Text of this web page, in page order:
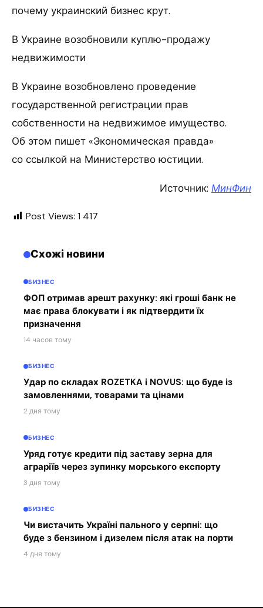
почему украинский бизнес крут.
В Украине возобновили куплю-продажу
недвижимости
В Украине возобновлено проведение
государственной регистрации прав
собственности на недвижимое имущество.
Об этом пишет «Экономическая правда»
со ссылкой на Министерство юстиции.
Источник: МинФин
Post Views: 1 417
Схожі новини
БИЗНЕС
ФОП отримав арешт рахунку: які гроші банк не
має права блокувати і як підтвердити їх
призначення
14 часов тому
БИЗНЕС
Удар по складах ROZETKA і NOVUS: що буде із
замовленнями, товарами та цінами
2 дня тому
БИЗНЕС
Уряд готує кредити під заставу зерна для
аграріїв через зупинку морського експорту
3 дня тому
БИЗНЕС
Чи вистачить Україні пального у серпні: що
буде з бензином і дизелем після атак на порти
4 дня тому